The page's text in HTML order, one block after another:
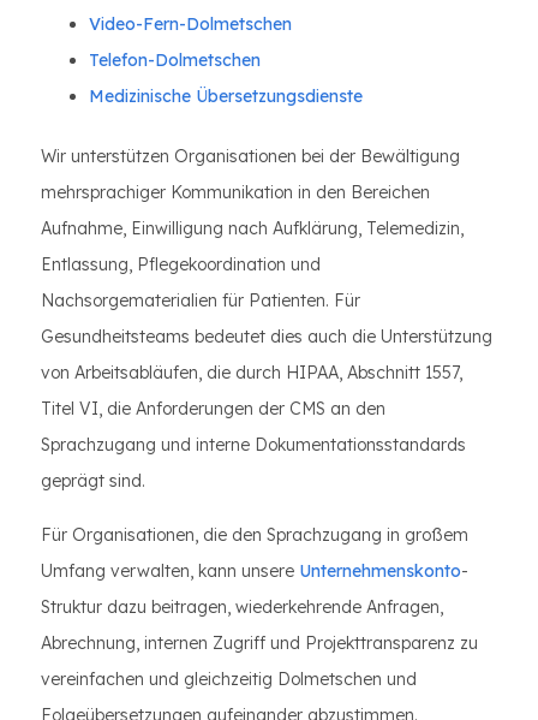
Video-Fern-Dolmetschen
Telefon-Dolmetschen
Medizinische Übersetzungsdienste
Wir unterstützen Organisationen bei der Bewältigung
mehrsprachiger Kommunikation in den Bereichen
Aufnahme, Einwilligung nach Aufklärung, Telemedizin,
Entlassung, Pflegekoordination und
Nachsorgematerialien für Patienten. Für
Gesundheitsteams bedeutet dies auch die Unterstützung
von Arbeitsabläufen, die durch HIPAA, Abschnitt 1557,
Titel VI, die Anforderungen der CMS an den
Sprachzugang und interne Dokumentationsstandards
geprägt sind.
Für Organisationen, die den Sprachzugang in großem
Umfang verwalten, kann unsere Unternehmenskonto-
Struktur dazu beitragen, wiederkehrende Anfragen,
Abrechnung, internen Zugriff und Projekttransparenz zu
vereinfachen und gleichzeitig Dolmetschen und
Folgeübersetzungen aufeinander abzustimmen.